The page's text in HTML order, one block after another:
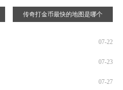
传奇打金币最快的地图是哪个
07-22
07-23
07-27